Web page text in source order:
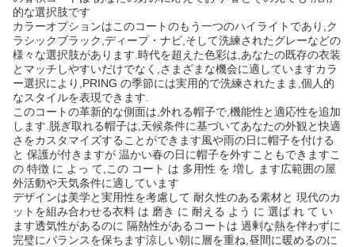
的な選択肢です
カラーオプションはこのコートのもう一つのハイライトであり,ク
ラシックブラック,ディープ・ナビ,そして洗練されたグレーなどの
様々な選択肢があります.時代を超えた色彩は,あなたの既存の衣装
とマッチしやすいだけでなく,さまざまな機会に適していますカラ
ー選択により,PRING の季節には実用的で洗練されたまま,個人的
なスタイルを表現できます.
このコートの革新的な側面は,外れる帽子で,機能性と適応性を追加
します.脱ぎ取れる帽子は,天候条件に基づいてあなたの外観と快適
さをカスタマイズすることができます風や雨の日に帽子を付ける
と 保護が付きますが 温かい春の日に帽子を外すこともできますこ
の 特徴 に よっ て,この コート は 多用性 を 増し ます広範囲の屋
外活動や天気条件に適しています
デザインは美学と実用性を考慮して 耐久性のある素材と 現代のカ
ットを組み合わせる衣料 は 磨き に 耐える よう に 選ば れ て い
ます透気性があるのに 隔熱性があるコートは 過剰な熱を伴わずに
完璧にバランスを保ちます涼しい朝に層を重ね,昼間に暖めるのに